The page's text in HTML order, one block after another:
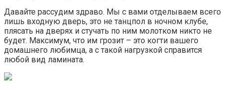
Давайте рассудим здраво. Мы с вами отделываем всего
лишь входную дверь, это не танцпол в ночном клубе,
плясать на дверях и стучать по ним молотком никто не
будет. Максимум, что им грозит – это когти вашего
домашнего любимца, а с такой нагрузкой справится
любой вид ламината.